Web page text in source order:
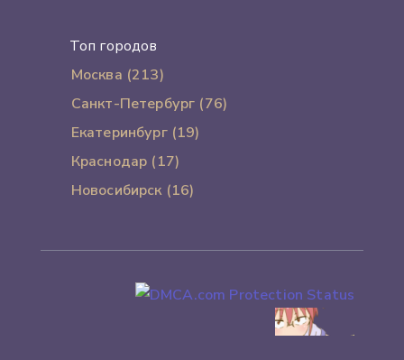
Топ городов
Москва (213)
Санкт-Петербург (76)
Екатеринбург (19)
Краснодар (17)
Новосибирск (16)